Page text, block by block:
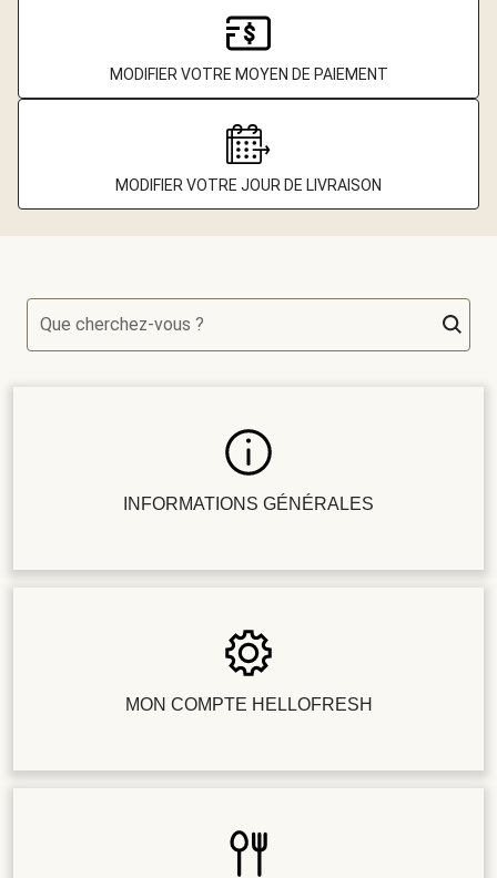
MODIFIER VOTRE MOYEN DE PAIEMENT
MODIFIER VOTRE JOUR DE LIVRAISON
Que cherchez-vous ?
INFORMATIONS GÉNÉRALES
MON COMPTE HELLOFRESH